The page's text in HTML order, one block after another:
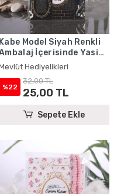
Kabe Model Siyah Renkli
İçerisinde Yasin
Magnet ve Tesbih -
Mevlüt Hediyelikleri
Hediyelikleri
%22
32,00 TL
25,00 TL
Sepete Ekle